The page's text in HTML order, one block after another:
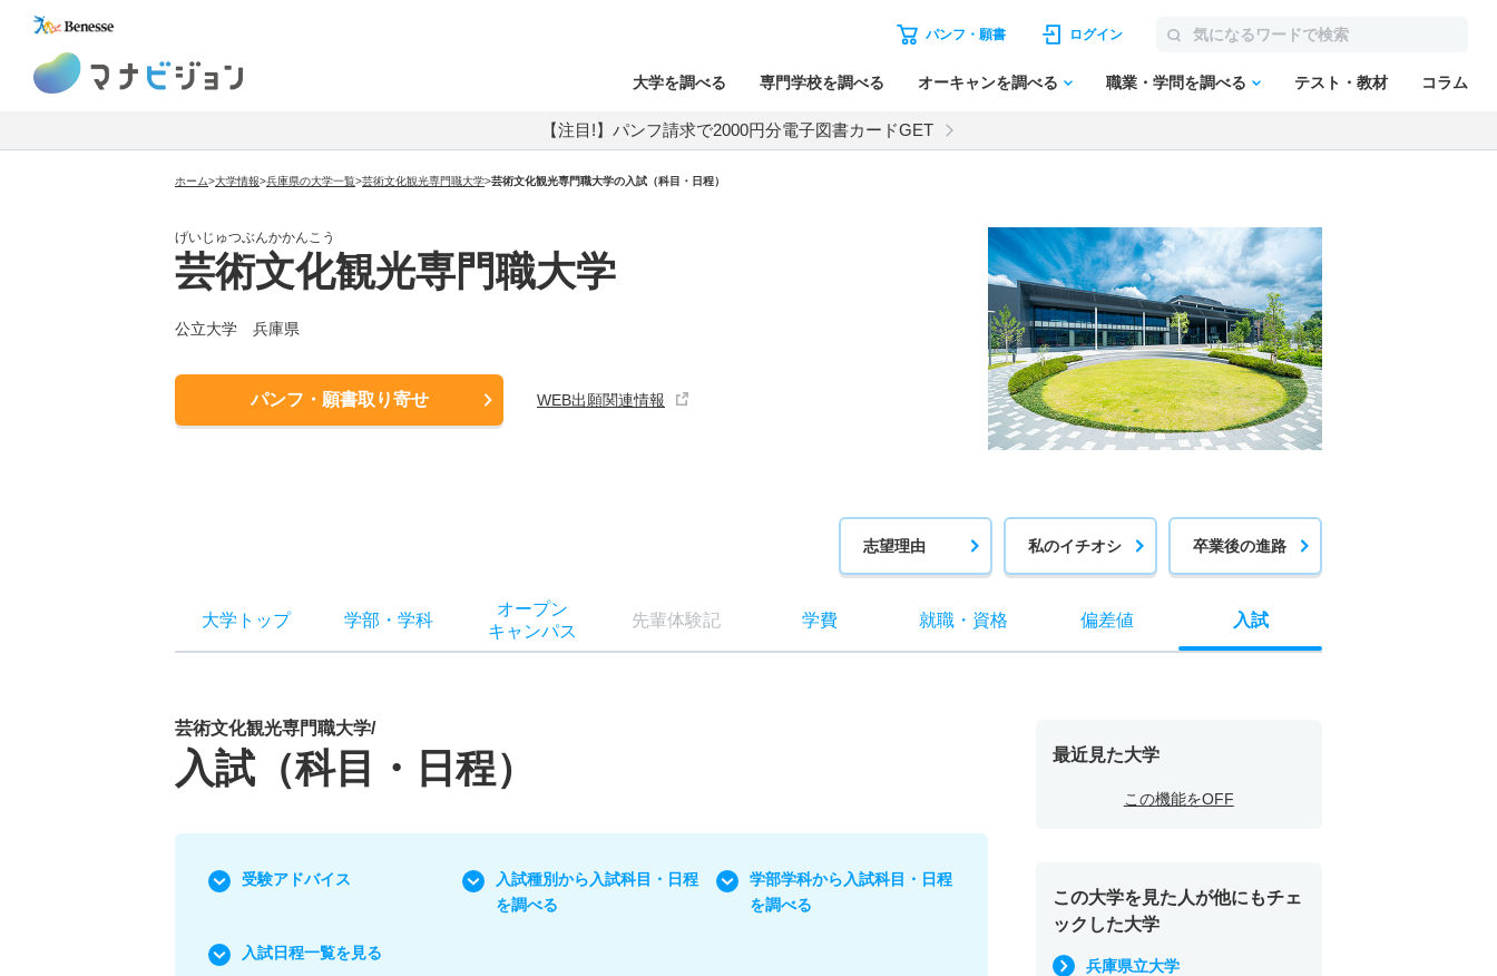
パンフ・願書 ログイン
大学を調べる 専門学校を調べる オーキャンを調べる 職業・学問を調べる テスト・教材 コラム
【注目!】パンフ請求で2000円分電子図書カードGET
ホーム>大学情報>兵庫県の大学一覧>芸術文化観光専門職大学>芸術文化観光専門職大学の入試（科目・日程）
げいじゅつぶんかかんこう
芸術文化観光専門職大学
公立大学 兵庫県
パンフ・願書取り寄せ WEB出願関連情報
志望理由 私のイチオシ 卒業後の進路
大学トップ 学部 ・ 学科
オープン
キャンパス
先輩体験記 学費 就職・ 資格 偏差値 入試
芸術文化観光専門職大学/
入試（科目・日程）
受験アドバイス
入試種別から入試科目・日程
を調べる
学部学科から入試科目・日程
を調べる
入試日程一覧を見る
最近見た大学
この機能をOFF
この大学を見た人が他にもチェ
ックした大学
兵庫県立大学